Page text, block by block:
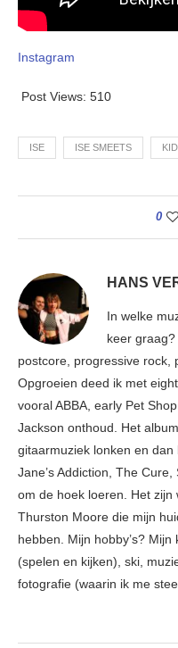
Instagram
Post Views: 510
ISE ISE SMEETS KID
0
HANS
In welke
keer
postcore, progressive rock,
Opgroeien deed ik met
vooral ABBA, early Pet
Jackson onthoud. Het
gitaarmuziek lonken en
Jane’s Addiction, The
om de hoek loeren. Het zijn
Thurston Moore die mijn
hebben. Mijn hobby’s?
(spelen en kijken), ski,
fotografie (waarin ik me